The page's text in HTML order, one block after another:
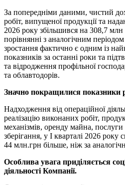
За попередніми даними, чистий
робіт, випущеної продукції та
2026 року збільшився на 308,7
порівнянні з аналогічним
зростання фактично є одним із
показників за останні роки та
та відродження профільної
та облавтодорів.
Значно покращилися показники
Надходження від операційної
реалізацію виконаних робіт,
механізмів, оренду майна,
зберігання, у І кварталі 2026
44 млн.грн більше, ніж за
Особлива увага приділяється
діяльності Компанії.